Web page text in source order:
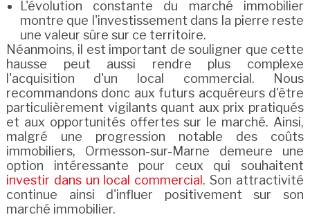
L'évolution constante du marché immobilier
montre que l'investissement dans la pierre reste
une valeur sûre sur ce territoire.
Néanmoins, il est important de souligner que cette
hausse peut aussi rendre plus complexe
l'acquisition d'un local commercial. Nous
recommandons donc aux futurs acquéreurs d'être
particulièrement vigilants quant aux prix pratiqués
et aux opportunités offertes sur le marché. Ainsi,
malgré une progression notable des coûts
immobiliers, Ormesson-sur-Marne demeure une
option intéressante pour ceux qui souhaitent
investir dans un local commercial . Son attractivité
continue ainsi d'influer positivement sur son
marché immobilier.